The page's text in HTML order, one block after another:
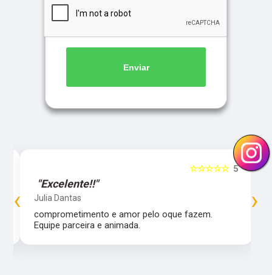
Enviar
5
☆☆☆☆☆
"Excelente!!"
Julia Dantas
comprometimento e amor pelo oque fazem.
Equipe parceira e animada.
‹ ›